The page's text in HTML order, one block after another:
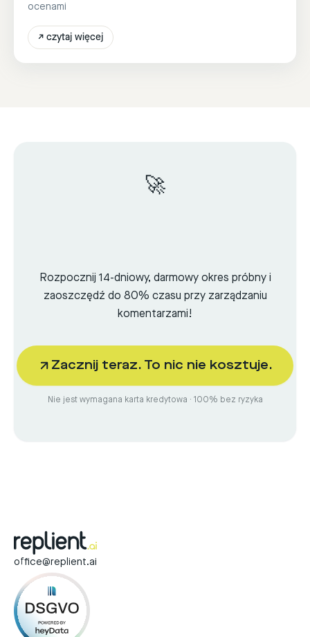
ocenami
↗ czytaj więcej
🚀
Rozpocznij 14-dniowy, darmowy okres próbny i
zaoszczędź do 80% czasu przy zarządzaniu
komentarzami!
Zacznij teraz. To nic nie kosztuje.
Nie jest wymagana karta kredytowa · 100% bez ryzyka
office@replient.ai